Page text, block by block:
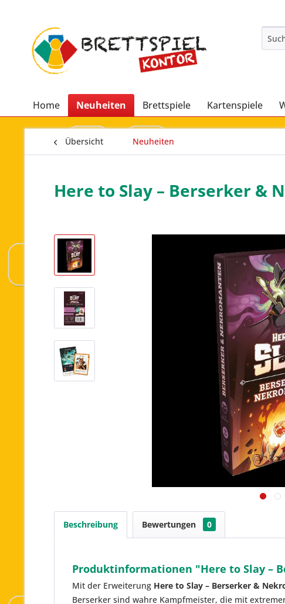
Home Neuheiten Brettspiele Kartenspiele
Übersicht Neuheiten
Here to Slay – Berserker &
Beschreibung Bewertungen 0
Produktinformationen "Here to Slay –
Mit der Erweiterung Here to Slay – Berserker &
Berserker sind wahre Kampfmeister, die mit